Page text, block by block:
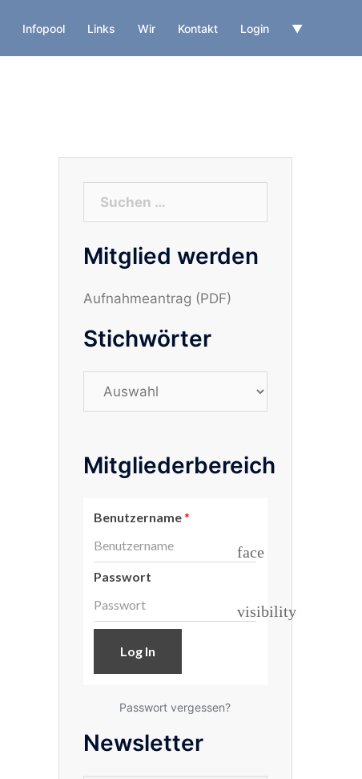
Infopool Links Wir Kontakt Login ▼
nach:
Mitglied werden
Aufnahmeantrag (PDF)
Stichwörter
Mitgliederbereich
Benutzername*
face
Passwort
visibility
Passwort vergessen?
Newsletter